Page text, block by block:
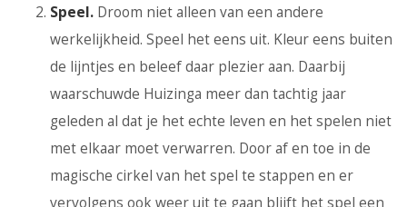
Speel. Droom niet alleen van een andere
werkelijkheid. Speel het eens uit. Kleur eens buiten
de lijntjes en beleef daar plezier aan. Daarbij
waarschuwde Huizinga meer dan tachtig jaar
geleden al dat je het echte leven en het spelen niet
met elkaar moet verwarren. Door af en toe in de
magische cirkel van het spel te stappen en er
vervolgens ook weer uit te gaan blijft het spel een